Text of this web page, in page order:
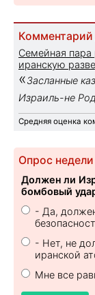
Комментарий
Семейная пара
иранскую
«Засланные
Израиль-не
Средняя оценка
Опрос недели
Должен ли
бомбовый
- Да,
- Нет, не
иранской
Мне все